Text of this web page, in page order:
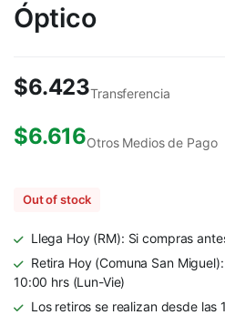
Óptico
$6.423Transferencia
$6.616Otros Medios de Pago
Out of stock
Llega Hoy (RM): Si compras
Retira Hoy (Comuna San
10:00 hrs (Lun-Vie)
Los retiros se realizan desde las